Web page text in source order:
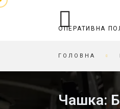
ОПЕРАТИВНА
ГОЛОВНА
ОПЕРАТИВНА ПОЛІГРАФІЯ
БРОШУРУВАННЯЧашка: